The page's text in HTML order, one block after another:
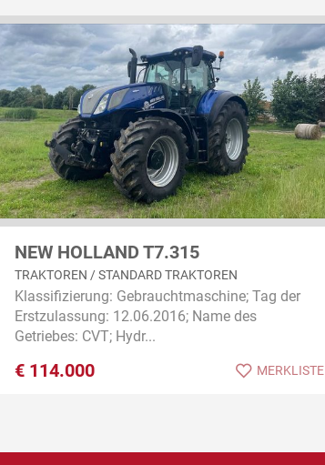
NEW HOLLAND T7.315
TRAKTOREN / STANDARD TRAKTOREN
Klassifizierung: Gebrauchtmaschine; Tag der
Erstzulassung: 12.06.2016; Name des
Getriebes: CVT; Hydr...
€ 114.000 MERKLISTE